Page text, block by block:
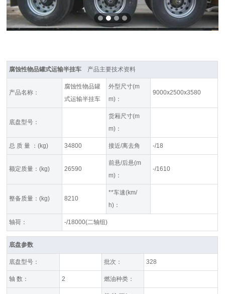
腐蚀性物品罐式运输半挂车 产品主要技术资料
产品名称：
腐蚀性物品罐
式运输半挂车
外型尺寸(m
m)：
9000x2500x3580
底盘型号：
货厢尺寸(m
m)：
总 质 量 ：(kg) 34800 接近/离去角 -/18
额定质量：(kg) 26590
前悬/后悬(m
m)：
-/1610
整备质量：(kg) 8210
**车速(km/
h)：
轴荷： -/18000(二轴组)
底盘参数
底盘型号： 批次： 328
轴 数： 2 燃油种类：